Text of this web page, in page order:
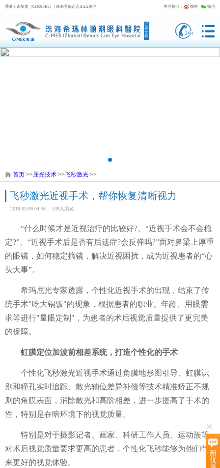
新
优
香港上市集团（03309.HK） | 珠海医保定点AAA单位 关注我们： 微博 微信
近
视
专
科
首页 >> 屈光技术 >>飞秒激光 >>
飞秒激光近视手术，帮你恢复清晰视力
2018-03-09 04:56 539人浏览
“什么时候才是近视治疗的比较好?、“近视手术会不会稳
定?”、“近视手术后是否有后遗症?会反弹吗?”面对鼻梁上厚重
的眼镜，如何稳定摘镜，解决近视困扰，成为近视患者的“心
头大事”。
希玛屈光专家透露，个性化近视手术的出现，结束了传
统手术"吃大锅饭"的现象，根据患者的职业、年龄、用眼需
求等进行"量眼定制"，为患者的术后视觉质量提供了更完美
的保障。
虹膜定位加波前相差系统，打造个性化的手术
个性化飞秒激光近视手术通过角膜地形图引导、虹膜识
别和瞳孔实时追踪、散光轴位差异补偿等技术精准矫正不规
则的角膜表面，消除散光和高阶相差，进一步提高了手术的
性，特别是在暗环境下的视觉质量。
特别是对于摄影记者、画家、科研工作人员、运动族等
对术后视觉质量要求更高的患者，个性化飞秒能够为他们带
来更好的视觉体验。